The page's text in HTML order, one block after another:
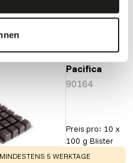
Krill
Pacifica
90164
Preis pro: 10 x
100 g Blister
5 WERKTAGE